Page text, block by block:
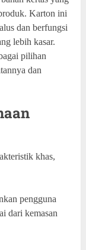
Karton ini
dan berfungsi
lebih kasar.
pilihan
dan
khas,
pengguna
dari kemasan